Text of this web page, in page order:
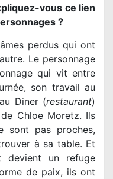
vous ce lien
?
perdus qui ont
Le personnage
qui vit entre
son travail au
Diner (restaurant)
Chloe Moretz. Ils
sont pas proches,
à sa table. Et
devient un refuge
de paix, ils ont